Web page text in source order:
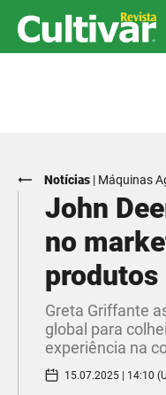
Notícias | Máquinas
John
no
produtos
Greta Griffante
global para
experiência na
15.07.2025 | 14:10